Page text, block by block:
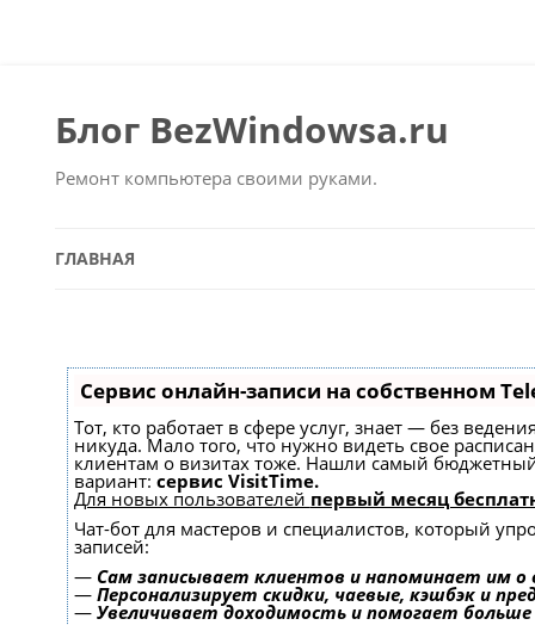
Блог BezWindowsa.ru
Ремонт компьютера своими руками.
ГЛАВНАЯ
Сервис онлайн-записи на собственном
Тот, кто работает в сфере услуг, знает — без
никуда. Мало того, что нужно видеть свое
клиентам о визитах тоже. Нашли самый
вариант: сервис VisitTime.
Для новых пользователей первый месяц
Чат-бот для мастеров и специалистов, который
записей:
— Сам записывает клиентов и напоминает им о
— Персонализирует скидки, чаевые, кэшбэк и
— Увеличивает доходимость и помогает